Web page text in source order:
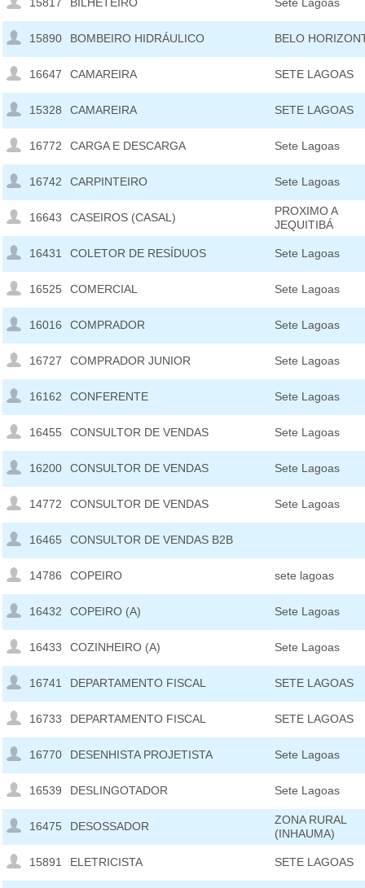
15890 BOMBEIRO HIDRÁULICO BELO
16647 CAMAREIRA SETE LAGOAS
15328 CAMAREIRA SETE LAGOAS
16772 CARGA E DESCARGA Sete Lagoas
16742 CARPINTEIRO Sete Lagoas
16643 CASEIROS (CASAL)
PROXIMO A
JEQUITIBÁ
16431 COLETOR DE RESÍDUOS Sete Lagoas
16525 COMERCIAL Sete Lagoas
16016 COMPRADOR Sete Lagoas
16727 COMPRADOR JUNIOR Sete Lagoas
16162 CONFERENTE Sete Lagoas
16455 CONSULTOR DE VENDAS Sete Lagoas
16200 CONSULTOR DE VENDAS Sete Lagoas
14772 CONSULTOR DE VENDAS Sete Lagoas
16465 CONSULTOR DE VENDAS B2B
14786 COPEIRO sete lagoas
16432 COPEIRO (A) Sete Lagoas
16433 COZINHEIRO (A) Sete Lagoas
16741 DEPARTAMENTO FISCAL SETE LAGOAS
16733 DEPARTAMENTO FISCAL SETE LAGOAS
16770 DESENHISTA PROJETISTA Sete Lagoas
16539 DESLINGOTADOR Sete Lagoas
16475 DESOSSADOR
ZONA RURAL
(INHAUMA)
15891 ELETRICISTA SETE LAGOAS